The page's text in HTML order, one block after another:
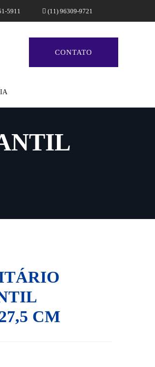
5911 (11) 96309-9721
CONTATO
CM